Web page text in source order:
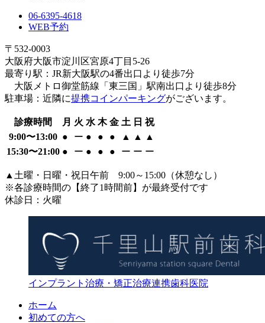
06-6395-4618
WEB予約
〒532-0003
大阪府大阪市淀川区宮原4丁目5-26
最寄り駅：JR新大阪駅の4番出口より徒歩7分
大阪メトロ御堂筋線「東三国」駅南出口より徒歩8分
駐車場：近隣に提携コインパーキングがございます。
診療時間 月 火 水 木 金 土 日 祝
9:00〜13:00 ● ー ● ● ● ▲ ▲
▲
15:30〜21:00 ● ー ● ● ● ー ー ー
▲土曜・日曜・祝日午前 9:00～15:00（休憩なし）
※各診療時間の【終了1時間前】が最終受付です
休診日：火曜
インプラント治療・矯正治療連携歯科医院
ホーム
初めての方へ